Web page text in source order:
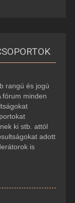
rangú és jogú
fórum minden
ki stb. attól
adott
is